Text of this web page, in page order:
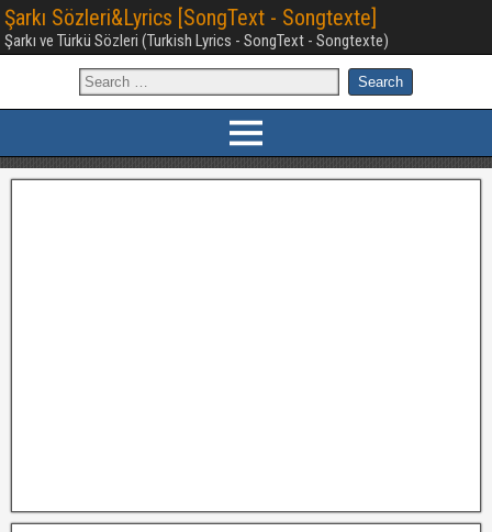
Şarkı Sözleri&Lyrics [SongText - Songtexte]
Şarkı ve Türkü Sözleri (Turkish Lyrics - SongText - Songtexte)